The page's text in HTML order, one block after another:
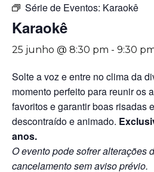
Série de Eventos: Karaokê
Karaokê
25 junho @ 8:30 pm - 9:30
Solte a voz e entre no clima da
momento perfeito para reunir os
favoritos e garantir boas risadas
descontraído e animado.
anos.
O evento pode sofrer alterações
cancelamento sem aviso prévio.